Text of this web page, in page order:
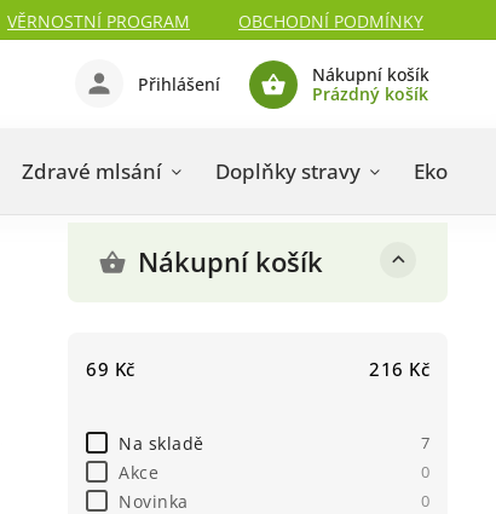
VĚRNOSTNÍ PROGRAM OBCHODNÍ PODMÍNKY
Nákupní košík
Prázdný košík
Přihlášení
Zdravé mlsání Doplňky stravy Eko
Nákupní košík
69 Kč 216 Kč
Na skladě 7
Akce 0
Novinka 0